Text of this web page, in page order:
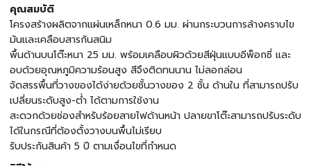
คุณสมบัติ
โครงสร้างผลิตจากแผ่นเหล็กหนา 0.6 มม. ผ่านกระบวนการล้างคราบไข
มันและเคลือบสารกันสนิม
พื้นด้านบนโต๊ะหนา 25 มม. พร้อมเคลือบผิวด้วยสีฝุ่นแบบอีพ็อกซี่ และ
อบด้วยอุณหภูมิความร้อนสูง สีจึงติดทนนาน ไม่ลอกล่อน
จัดสรรพื้นที่วางของได้ง่ายด้วยชั้นวางของ 2 ชั้น ด้านใน ที่สามารถปรับ
เปลี่ยนระดับสูง-ต่ำ ได้ตามการใช้งาน
สะดวกด้วยช่องสำหรับร้อยสายไฟด้านหน้า ปลายขาโต๊ะสามารถปรับระดับ
ได้ในกรณีที่ต้องตั้งวางบนพื้นไม่เรียบ
รับประกันสินค้า 5 ปี ตามเงื่อนไขที่กำหนด